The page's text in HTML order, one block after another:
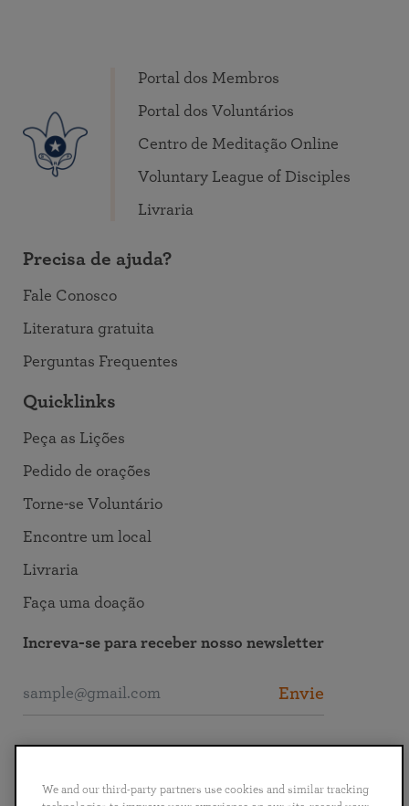
Portal dos Membros
Portal dos Voluntários
Centro de Meditação Online
Voluntary League of Disciples
Livraria
Precisa de ajuda?
Fale Conosco
Literatura gratuita
Perguntas Frequentes
Quicklinks
Peça as Lições
Pedido de orações
Torne-se Voluntário
Encontre um local
Livraria
Faça uma doação
Increva-se para receber nosso newsletter
Envie
We and our third-party partners use cookies and similar tracking